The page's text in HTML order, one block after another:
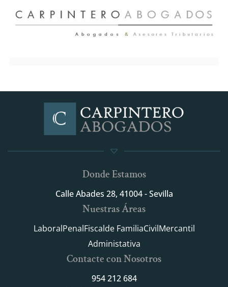
Donde Estamos
Calle Abades 28, 41004 - Sevilla
Nuestras Áreas
LaboralPenalFiscalde FamiliaCivilMercantil
Administativa
Contacte con Nosotros
954 212 684